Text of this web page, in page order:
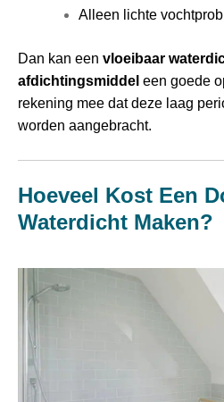
Alleen lichte
Dan kan een vloeibaar
afdichtingsmiddel een goede
rekening mee dat deze laag
worden aangebracht.
Hoeveel Kost Een
Waterdicht Maken?